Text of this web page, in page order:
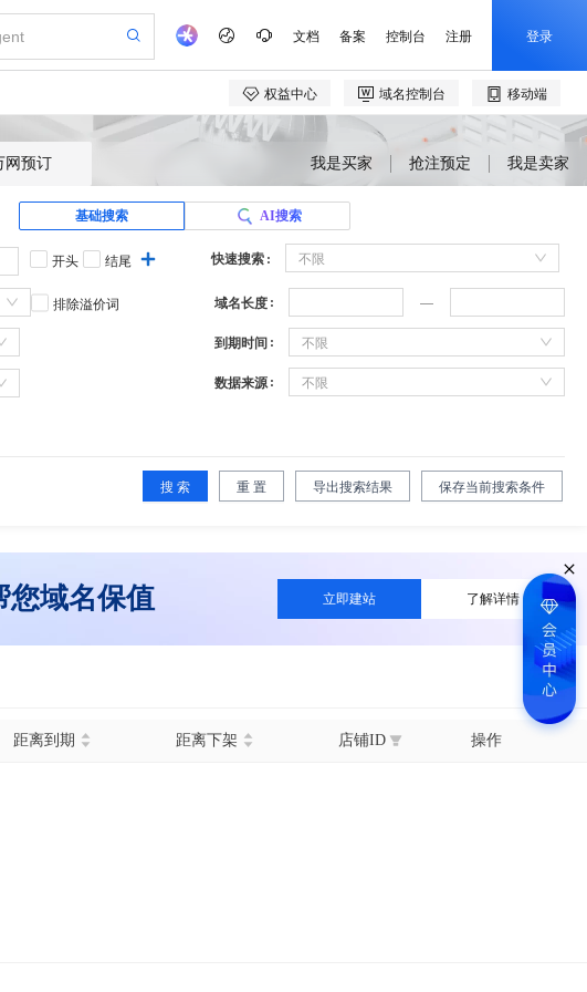
网预订 我是买家 抢注预定 我是卖家
基础搜索 AI搜索
开头 结尾 快速搜索 不限
排除溢价词 域名长度
到期时间 不限
数据来源 不限
搜 索 重 置 导出搜索结果 保存当前搜索条件
您域名保值 立即建站 了解详情
距离到期 距离下架 店铺ID 操作